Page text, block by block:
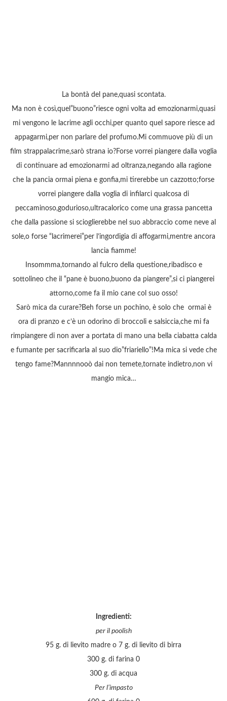
La bontà del pane,quasi scontata.
Ma non è così,quel”buono”riesce ogni volta ad emozionarmi,quasi
mi vengono le lacrime agli occhi,per quanto quel sapore riesce ad
appagarmi,per non parlare del profumo.Mi commuove più di un
film strappalacrime,sarò strana io?Forse vorrei piangere dalla voglia
di continuare ad emozionarmi ad oltranza,negando alla ragione
che la pancia ormai piena e gonfia,mi tirerebbe un cazzotto;forse
vorrei piangere dalla voglia di infilarci qualcosa di
peccaminoso,godurioso,ultracalorico come una grassa pancetta
che dalla passione si scioglierebbe nel suo abbraccio come neve al
sole,o forse “lacrimerei”per l’ingordigia di affogarmi,mentre ancora
lancia fiamme!
Insommma,tornando al fulcro della questione,ribadisco e
sottolineo che il “pane è buono,buono da piangere”,si ci piangerei
attorno,come fa il mio cane col suo osso!
Sarò mica da curare?Beh forse un pochino, è solo che ormai è
ora di pranzo e c’è un odorino di broccoli e salsiccia,che mi fa
rimpiangere di non aver a portata di mano una bella ciabatta calda
e fumante per sacrificarla al suo dio”friariello”!Ma mica si vede che
tengo fame?Mannnnooò dai non temete,tornate indietro,non vi
mangio mica…
Ingredienti:
per il poolish
95 g. di lievito madre o 7 g. di lievito di birra
300 g. di farina 0
300 g. di acqua
Per l’impasto